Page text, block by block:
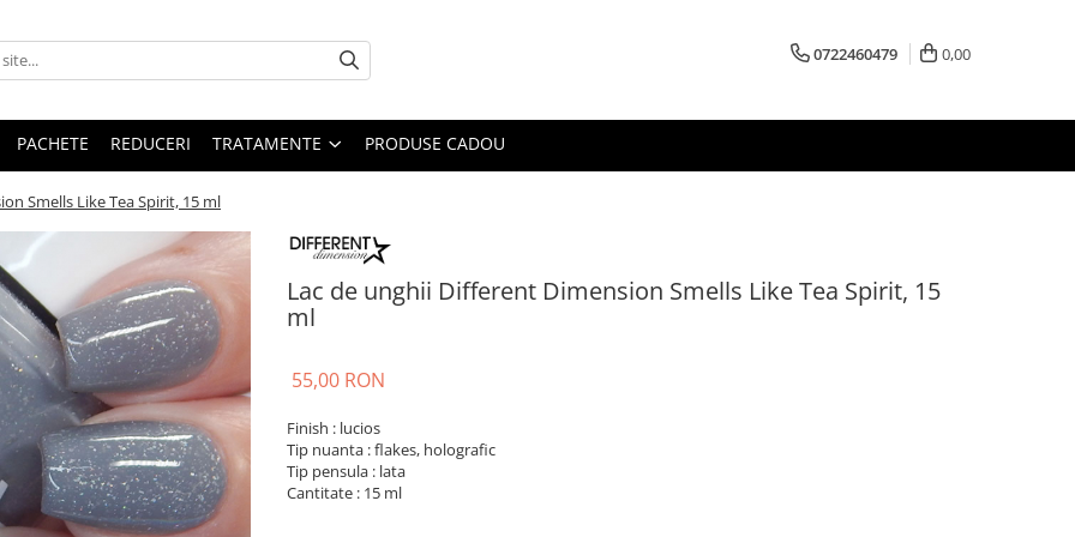
0722460479 0,00
PACHETE REDUCERI TRATAMENTE PRODUSE CADOU
Smells Like Tea Spirit, 15 ml
Lac de unghii Different Dimension Smells Like Tea Spirit, 15
ml
55,00 RON
Finish : lucios
Tip nuanta : flakes, holografic
Tip pensula : lata
Cantitate : 15 ml